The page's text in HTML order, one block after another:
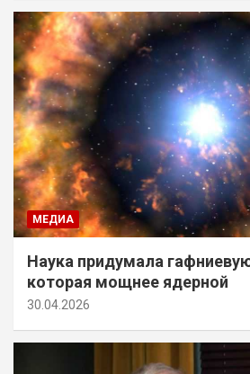
МЕДИА
Наука придумала
которая мощнее ядерной
30.04.2026